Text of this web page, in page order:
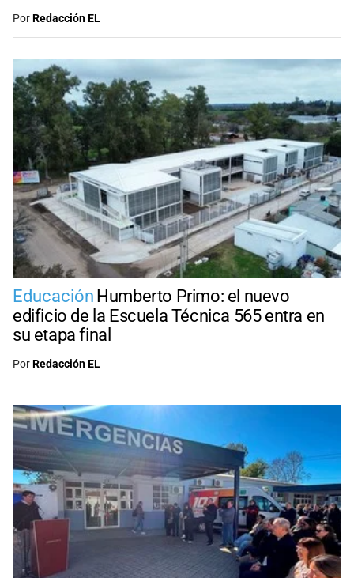
PorRedacción EL
Educación Humberto Primo: el nuevo
edificio de la Escuela Técnica 565 entra en
su etapa final
PorRedacción EL